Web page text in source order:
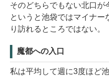
そのどちらでもない北口が
というと池袋ではマイナー
り訪れるところではない。
魔都への入口
私は平均して週に3度ほど